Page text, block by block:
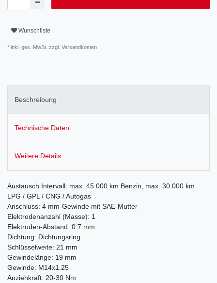
Wunschliste
* inkl. ges. MwSt. zzgl. Versandkosten
Beschreibung
Technische Daten
Weitere Details
Austausch Intervall: max. 45.000 km Benzin, max. 30.000 km
LPG / GPL / CNG / Autogas
Anschluss: 4 mm-Gewinde mit SAE-Mutter
Elektrodenanzahl (Masse): 1
Elektroden-Abstand: 0.7 mm
Dichtung: Dichtungsring
Schlüsselweite: 21 mm
Gewindelänge: 19 mm
Gewinde: M14x1.25
Anziehkraft: 20-30 Nm